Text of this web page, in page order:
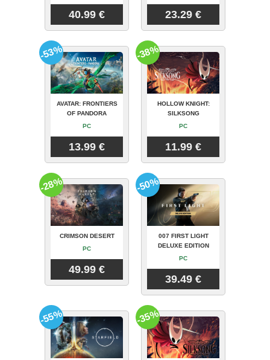
40.99 € 23.29 €
AVATAR: FRONTIERS
OF PANDORA
PC
13.99 €
-53%
HOLLOW KNIGHT:
SILKSONG
PC
11.99 €
-38%
CRIMSON DESERT
PC
49.99 €
-28%
007 FIRST LIGHT
DELUXE EDITION
PC
39.49 €
-50%
-55% -35%